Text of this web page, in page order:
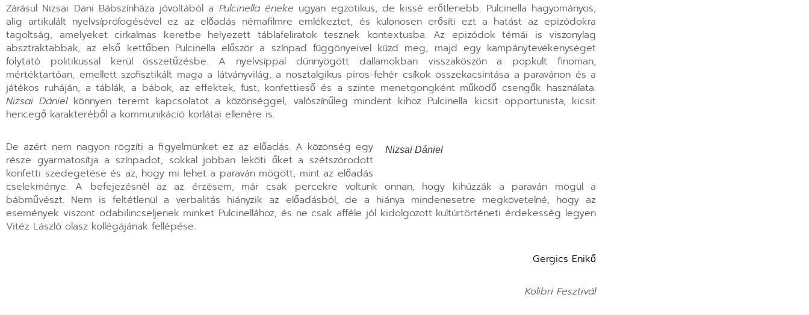
Zárásul Nizsai Dani Bábszínháza jóvoltából a Pulcinella éneke ugyan egzotikus, de kissé erőtlenebb. Pulcinella hagyományos,
alig artikulált nyelvsípröfögésével ez az előadás némafilmre emlékeztet, és különösen erősíti ezt a hatást az epizódokra
tagoltság, amelyeket cirkalmas keretbe helyezett táblafeliratok tesznek kontextusba. Az epizódok témái is viszonylag
absztraktabbak, az első kettőben Pulcinella először a színpad függönyeivel küzd meg, majd egy kampánytevékenységet
folytató politikussal kerül összetűzésbe. A nyelvsíppal dünnyögött dallamokban visszaköszön a popkult finoman,
mértéktartóan, emellett szofisztikált maga a látványvilág, a nosztalgikus piros-fehér csíkok összekacsintása a paravánon és a
játékos ruháján, a táblák, a bábok, az effektek, füst, konfettieső és a szinte menetgongként működő csengők használata.
Nizsai Dánielkönnyen teremt kapcsolatot a közönséggel, valószínűleg mindent kihoz Pulcinella kicsit opportunista, kicsit
hencegő karakteréből a kommunikáció korlátai ellenére is.
Nizsai Dániel
De azért nem nagyon rögzíti a figyelmünket ez az előadás. A közönség egy
része gyarmatosítja a színpadot, sokkal jobban leköti őket a szétszórodott
konfetti szedegetése és az, hogy mi lehet a paraván mögött, mint az előadás
cselekménye. A befejezésnél az az érzésem, már csak percekre voltunk onnan, hogy kihúzzák a paraván mögül a
bábművészt. Nem is feltétlenül a verbalitás hiányzik az előadásból, de a hiánya mindenesetre megkövetelné, hogy az
események viszont odabilincseljenek minket Pulcinellához, és ne csak afféle jól kidolgozott kultúrtörténeti érdekesség legyen
Vitéz László olasz kollégájának fellépése.
Gergics Enikő
Kolibri Fesztivál